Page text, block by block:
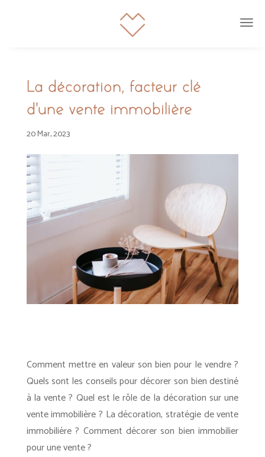
La décoration, facteur clé
d’une vente immobilière
20 Mar, 2023
Comment mettre en valeur son bien pour le vendre ?
Quels sont les conseils pour décorer son bien destiné
à la vente ? Quel est le rôle de la décoration sur une
vente immobilière ? La décoration, stratégie de vente
immobilière ? Comment décorer son bien immobilier
pour une vente ?